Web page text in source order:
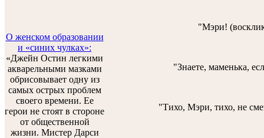
О женском образовании
и «синих чулках»:
«Джейн Остин легкими
акварельными мазками
обрисовывает одну из
самых острых проблем
своего времени. Ее
герои не стоят в стороне
от общественной
жизни. Мистер Дарси
"Мэри!
"Знаете, маменька,
"Тихо, Мэри, тихо, не